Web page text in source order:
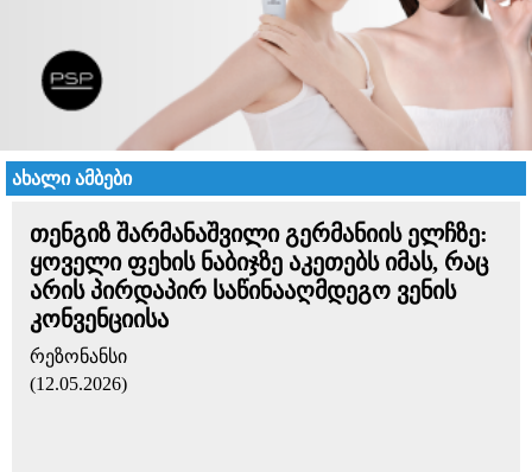
ახალი ამბები
თენგიზ შარმანაშვილი გერმანიის ელჩზე:
ყოველი ფეხის ნაბიჯზე აკეთებს იმას, რაც
არის პირდაპირ საწინააღმდეგო ვენის
კონვენციისა
რეზონანსი
(12.05.2026)